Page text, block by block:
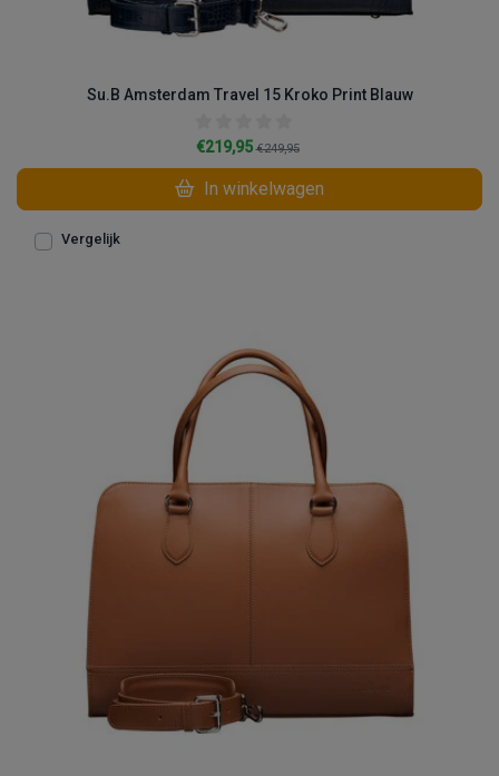
Su.B Amsterdam Travel 15 Kroko Print Blauw
€219,95€249,95
In winkelwagen
Vergelijk